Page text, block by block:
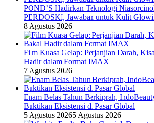
POND’S Hadirkan Teknologi
PERDOSKI, Jawaban untuk Kulit
8 Agustus 2026
Film Kuasa Gelap: Perjanjian Darah,
Hadir dalam Format IMAX
7 Agustus 2026
Enam Belas Tahun Berkiprah,
Buktikan Eksistensi di Pasar Global
5 Agustus 20265 Agustus 2026